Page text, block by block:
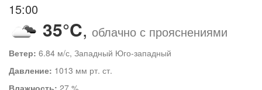
15:00
35°C, облачно с прояснениями
Ветер: 6.84 м/с, Западный Юго-западный
Давление: 1013 мм рт. ст.
Влажность: 27 %